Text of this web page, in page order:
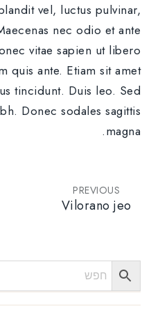
vel, luctus pulvinar,
nec odio et ante
vitae sapien ut libero
quis ante. Etiam sit amet
tincidunt. Duis leo. Sed
Donec sodales sagittis
magna.
PREVIOUS
Vilorano jeo